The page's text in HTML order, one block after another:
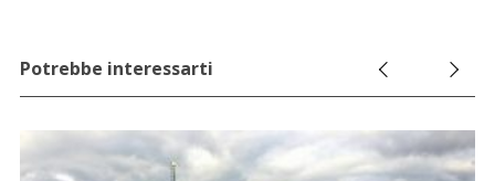
Potrebbe interessarti